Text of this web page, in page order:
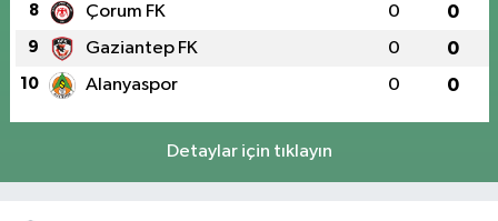
8 Çorum FK 0 0
9 Gaziantep FK 0 0
10 Alanyaspor 0 0
Detaylar için tıklayın